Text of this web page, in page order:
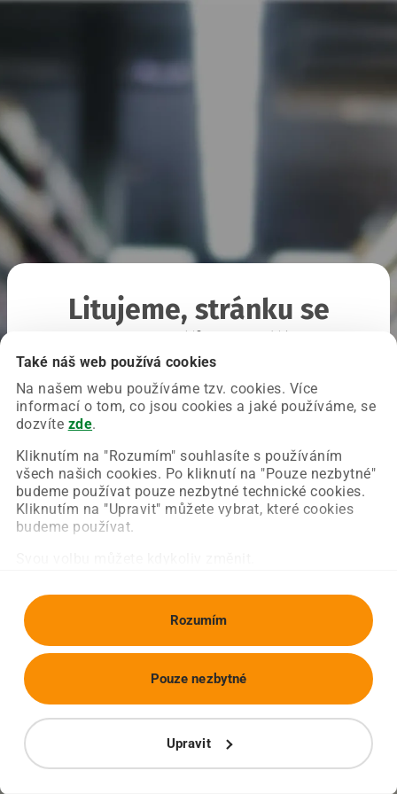
Také náš web používá cookies
Na našem webu používáme tzv. cookies. Více
informací o tom, co jsou cookies a jaké používáme, se
dozvíte zde.
Kliknutím na "Rozumím" souhlasíte s používáním
všech našich cookies. Po kliknutí na "Pouze nezbytné"
budeme používat pouze nezbytné technické cookies.
Kliknutím na "Upravit" můžete vybrat, které cookies
budeme používat.
Rozumím
Upravit
Pouze nezbytné
Litujeme, stránku se
Chyba nastala na naší straně a už ji opravujeme.
Zkuste prosím znovu načíst požadovanou stránku.
Obnovit stránku Úvodní strana